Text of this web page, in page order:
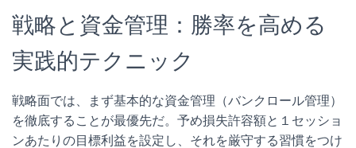
戦略と資金管理：勝率を高める
実践的テクニック
戦略面では、まず基本的な資金管理（バンクロール管理）
を徹底することが最優先だ。予め損失許容額と１セッショ
ンあたりの目標利益を設定し、それを厳守する習慣をつけ